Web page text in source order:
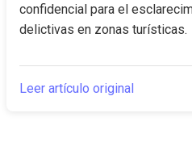
confidencial para el
delictivas en zonas turísticas.
Leer artículo original